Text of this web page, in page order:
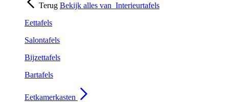
Terug Bekijk alles van Interieurtafels
Eettafels
Salontafels
Bijzettafels
Bartafels
Eetkamerkasten